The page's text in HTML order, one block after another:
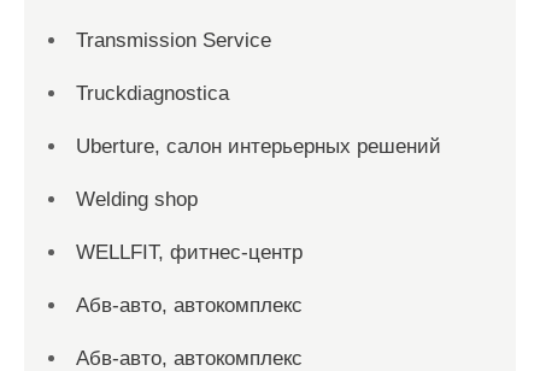
Transmission Service
Truckdiagnostica
Uberture, салон интерьерных решений
Welding shop
WELLFIT, фитнес-центр
Абв-авто, автокомплекс
Абв-авто, автокомплекс